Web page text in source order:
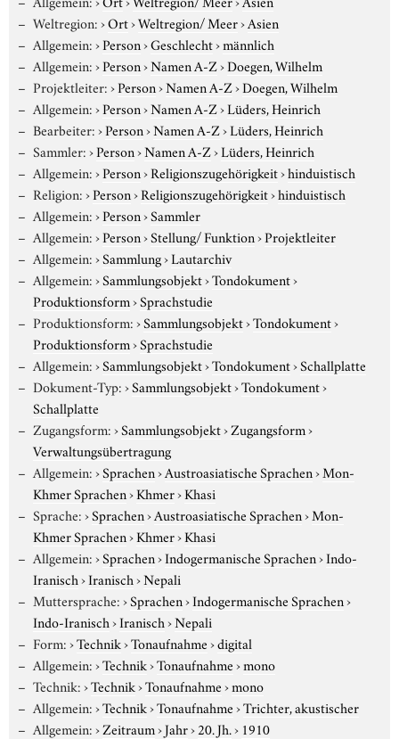
Weltregion:›Ort›Weltregion/ Meer›Asien
Allgemein:›Person›Geschlecht›männlich
Allgemein:›Person›Namen A-Z›Doegen, Wilhelm
Projektleiter:›Person›Namen A-Z›Doegen, Wilhelm
Allgemein:›Person›Namen A-Z›Lüders, Heinrich
Bearbeiter:›Person›Namen A-Z›Lüders, Heinrich
Sammler:›Person›Namen A-Z›Lüders, Heinrich
Allgemein:›Person›Religionszugehörigkeit›hinduistisch
Religion:›Person›Religionszugehörigkeit›hinduistisch
Allgemein:›Person›Sammler
Allgemein:›Person›Stellung/ Funktion›Projektleiter
Allgemein:›Sammlung›Lautarchiv
Allgemein:›Sammlungsobjekt›Tondokument›
Produktionsform›Sprachstudie
Produktionsform:›Sammlungsobjekt›Tondokument›
Produktionsform›Sprachstudie
Allgemein:›Sammlungsobjekt›Tondokument›Schallplatte
Dokument-Typ:›Sammlungsobjekt›Tondokument›
Schallplatte
Zugangsform:›Sammlungsobjekt›Zugangsform›
Verwaltungsübertragung
Allgemein:›Sprachen›Austroasiatische Sprachen›Mon-
Khmer Sprachen›Khmer›Khasi
Sprache:›Sprachen›Austroasiatische Sprachen›Mon-
Khmer Sprachen›Khmer›Khasi
Allgemein:›Sprachen›Indogermanische Sprachen›Indo-
Iranisch›Iranisch›Nepali
Muttersprache:›Sprachen›Indogermanische Sprachen›
Indo-Iranisch›Iranisch›Nepali
Form:›Technik›Tonaufnahme›digital
Allgemein:›Technik›Tonaufnahme›mono
Technik:›Technik›Tonaufnahme›mono
Allgemein:›Technik›Tonaufnahme›Trichter, akustischer
Allgemein:›Zeitraum›Jahr›20. Jh.› 1910